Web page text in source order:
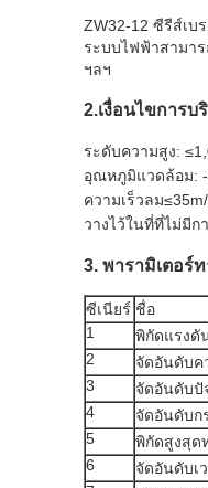
ZW32-12 ซีรีส์เบ
ระบบไฟฟ้าสามา
ฯลฯ
2.เงื่อนไขการบ
ระดับความสูง:
อุณหภูมิแวดล้อม:
ความเร็วลม
วางไว้ในที่ที่ไม่มีก
3. พารามิเตอร์
ซีเนียร์ ชื่อ
1
พิกัดแรงดั
2
จัดอันดับค
3
จัดอันดับปั
4
จัดอันดับก
5
พิกัดสูงสุด
6
จัดอันดับเ